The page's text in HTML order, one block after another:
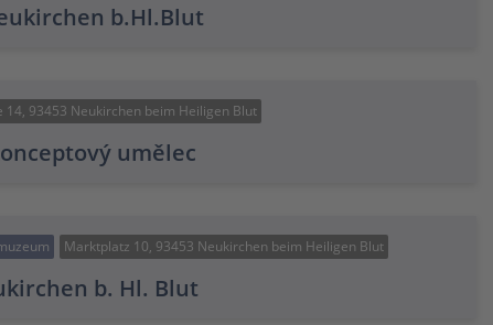
b.Hl.Blut
14, 93453 Neukirchen beim Heiligen Blut
umělec
Marktplatz 10, 93453 Neukirchen beim Heiligen Blut
b. Hl. Blut